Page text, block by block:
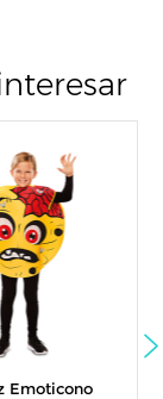
Emoticono